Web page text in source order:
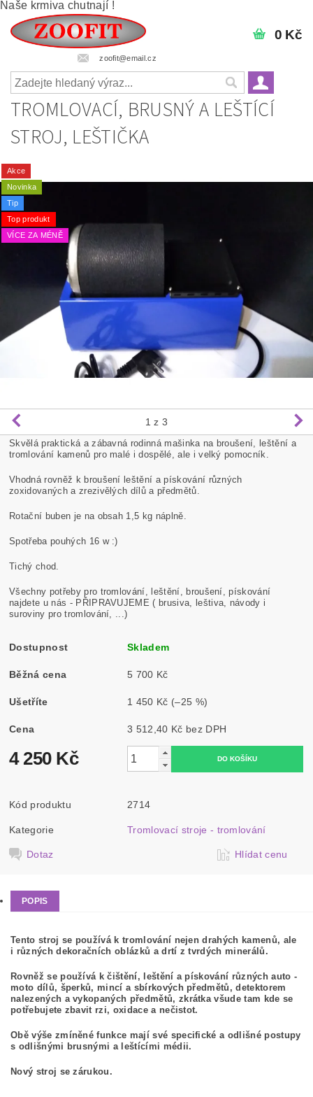
Naše krmiva chutnají !
zoofit@email.cz
0 Kč
TROMLOVACÍ, BRUSNÝ A LEŠTÍCÍ
STROJ, LEŠTIČKA
Akce
Novinka
Tip
Top produkt
VÍCE ZA MÉNĚ
1 z 3
Skvělá praktická a zábavná rodinná mašinka na broušení, leštění a
tromlování kamenů pro malé i dospělé, ale i velký pomocník.
Vhodná rovněž k broušení leštění a pískování různých
zoxidovaných a zrezivělých dílů a předmětů.
Rotační buben je na obsah 1,5 kg náplně.
Spotřeba pouhých 16 w :)
Tichý chod.
Všechny potřeby pro tromlování, leštění, broušení, pískování
najdete u nás - PŘIPRAVUJEME ( brusiva, leštiva, návody i
suroviny pro tromlování, ...)
Dostupnost Skladem
Běžná cena 5 700 Kč
Ušetříte 1 450 Kč (–25 %)
Cena 3 512,40 Kč bez DPH
4 250 Kč
Kód produktu 2714
Kategorie Tromlovací stroje - tromlování
Dotaz Hlídat cenu
POPIS
Tento stroj se používá k tromlování nejen drahých kamenů, ale
i různých dekoračních oblázků a drtí z tvrdých minerálů.
Rovněž se používá k čištění, leštění a pískování různých auto -
moto dílů, šperků, mincí a sbírkových předmětů, detektorem
nalezených a vykopaných předmětů, zkrátka všude tam kde se
potřebujete zbavit rzi, oxidace a nečistot.
Obě výše zmíněné funkce mají své specifické a odlišné postupy
s odlišnými brusnými a leštícími médii.
Nový stroj se zárukou.